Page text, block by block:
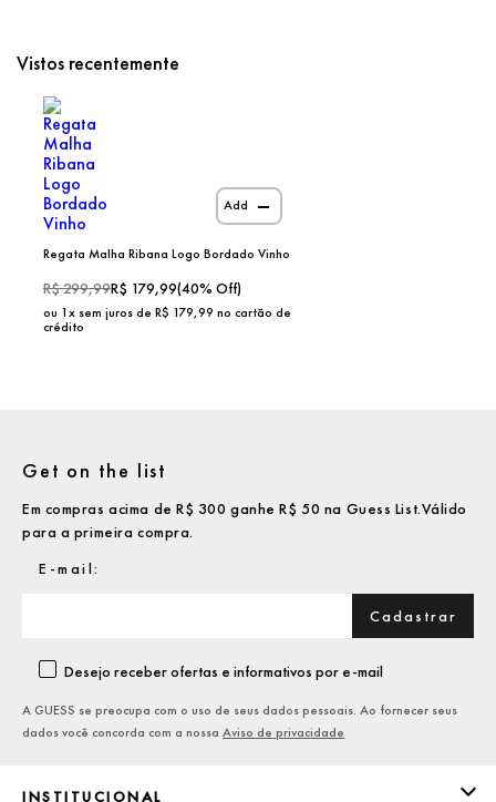
Vistos recentemente
Add
Regata Malha Ribana Logo Bordado Vinho
R$299,99R$ 179,99(40% Off)
ou 1x sem juros de R$ 179,99 no cartão de
crédito
INSTITUCIONAL
Get on the list
Em compras acima de R$ 300 ganhe R$ 50 na Guess List.Válido
para a primeira compra.
Cadastrar
Desejo receber ofertas e informativos por e-mail
A GUESS se preocupa com o uso de seus dados pessoais. Ao fornecer seus
dados você concorda com a nossa Aviso de privacidade